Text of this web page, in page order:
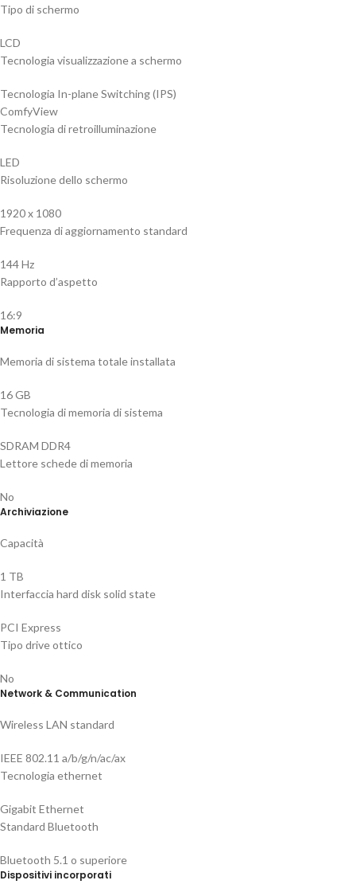
Tipo di schermo
LCD
Tecnologia visualizzazione a schermo
Tecnologia In-plane Switching (IPS)
ComfyView
Tecnologia di retroilluminazione
LED
Risoluzione dello schermo
1920 x 1080
Frequenza di aggiornamento standard
144 Hz
Rapporto d’aspetto
16:9
Memoria
Memoria di sistema totale installata
16 GB
Tecnologia di memoria di sistema
SDRAM DDR4
Lettore schede di memoria
No
Archiviazione
Capacità
1 TB
Interfaccia hard disk solid state
PCI Express
Tipo drive ottico
No
Network & Communication
Wireless LAN standard
IEEE 802.11 a/b/g/n/ac/ax
Tecnologia ethernet
Gigabit Ethernet
Standard Bluetooth
Bluetooth 5.1 o superiore
Dispositivi incorporati